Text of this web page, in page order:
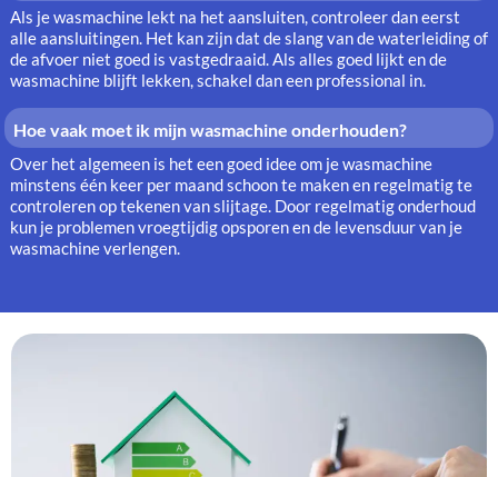
Als je wasmachine lekt na het aansluiten, controleer dan eerst
alle aansluitingen. Het kan zijn dat de slang van de waterleiding of
de afvoer niet goed is vastgedraaid. Als alles goed lijkt en de
wasmachine blijft lekken, schakel dan een professional in.
Hoe vaak moet ik mijn wasmachine onderhouden?
Over het algemeen is het een goed idee om je wasmachine
minstens één keer per maand schoon te maken en regelmatig te
controleren op tekenen van slijtage. Door regelmatig onderhoud
kun je problemen vroegtijdig opsporen en de levensduur van je
wasmachine verlengen.